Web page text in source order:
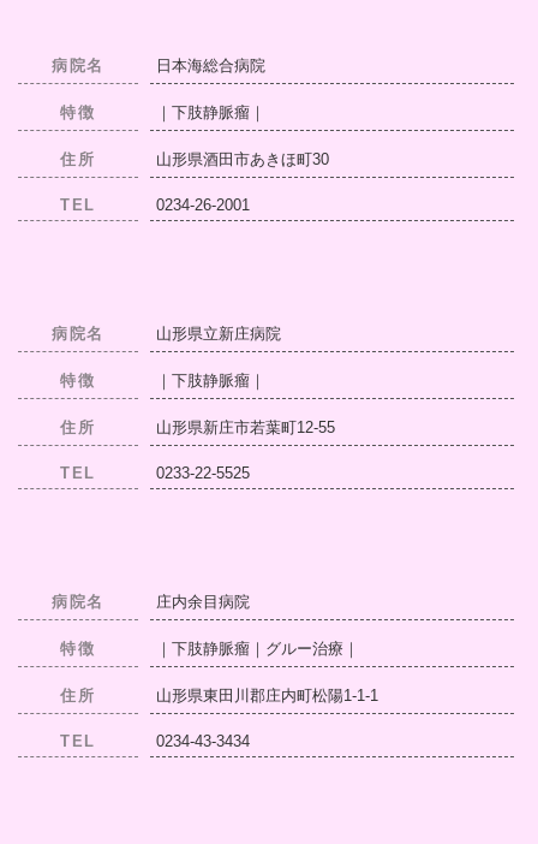
病院名 日本海総合病院
特徴 ｜下肢静脈瘤｜
住所 山形県酒田市あきほ町30
TEL 0234-26-2001
病院名 山形県立新庄病院
特徴 ｜下肢静脈瘤｜
住所 山形県新庄市若葉町12-55
TEL 0233-22-5525
病院名 庄内余目病院
特徴 ｜下肢静脈瘤｜グルー治療｜
住所 山形県東田川郡庄内町松陽1-1-1
TEL 0234-43-3434